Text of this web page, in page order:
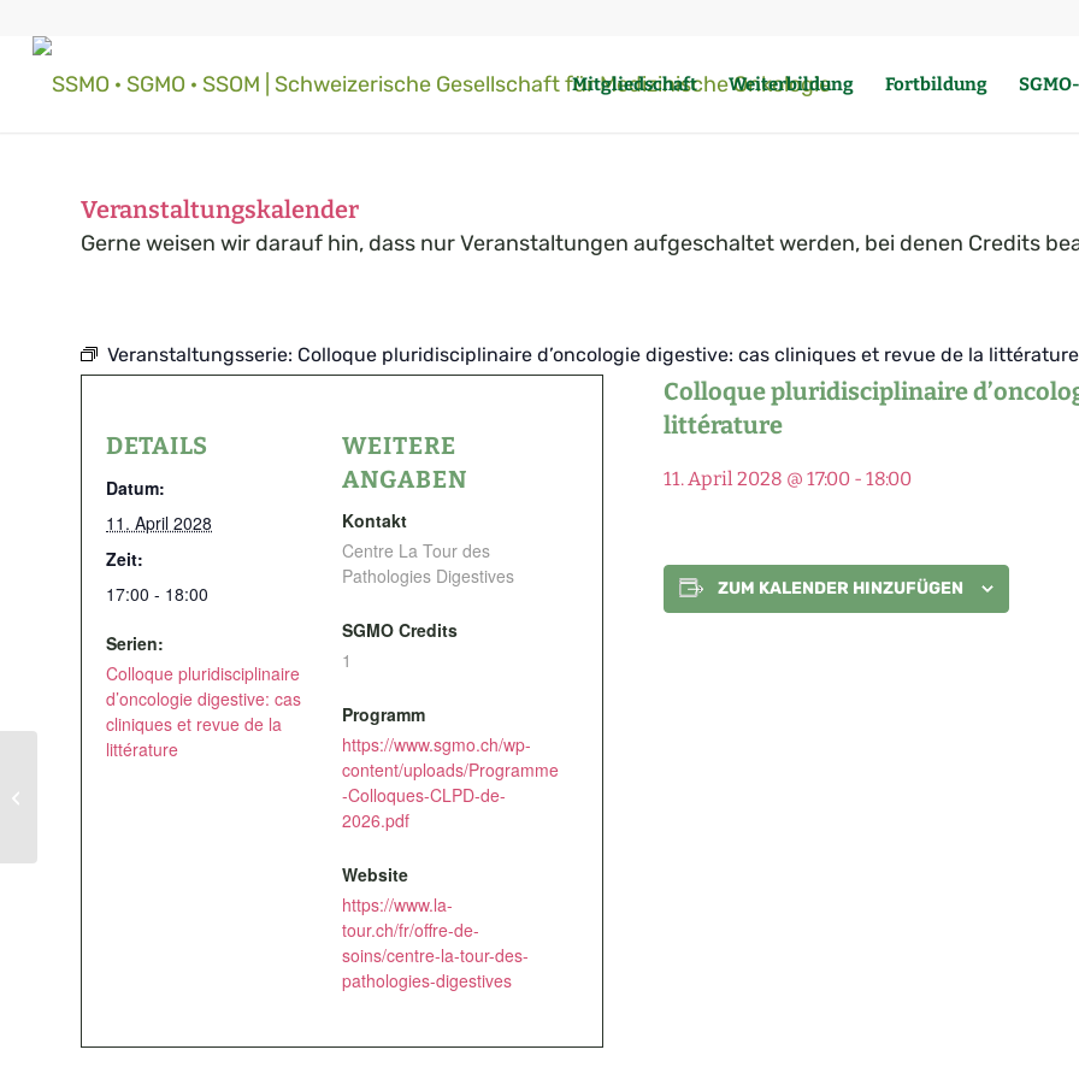
Mitgliedschaft Weiterbildung Fortbildung
Veranstaltungskalender
Gerne weisen wir darauf hin, dass nur Veranstaltungen aufgeschaltet werden, bei denen Credits
Veranstaltungsserie: Colloque pluridisciplinaire d’oncologie digestive: cas cliniques et revue de la littérature
Colloque pluridisciplinaire
littérature
11. April 2028 @ 17:00 - 18:00
ZUM KALENDER HINZUFÜGEN
DETAILS
Datum:
11. April 2028
Zeit:
17:00 - 18:00
Serien:
Colloque pluridisciplinaire
d’oncologie digestive: cas
cliniques et revue de la
littérature
WEITERE
ANGABEN
Kontakt
Centre La Tour des
Pathologies Digestives
SGMO Credits
1
Programm
https://www.sgmo.ch/wp-
content/uploads/Programme
-Colloques-CLPD-de-
2026.pdf
Website
https://www.la-
tour.ch/fr/offre-de-
soins/centre-la-tour-des-
pathologies-digestives